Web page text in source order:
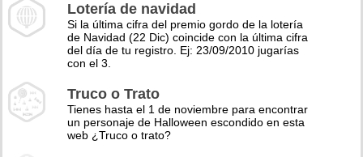
Lotería de navidad
Si la última cifra del premio gordo de la lotería
de Navidad (22 Dic) coincide con la última cifra
del día de tu registro. Ej: 23/09/2010 jugarías
con el 3.
Truco o Trato
Tienes hasta el 1 de noviembre para encontrar
un personaje de Halloween escondido en esta
web ¿Truco o trato?